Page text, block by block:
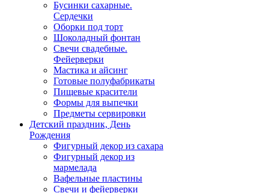
Бусинки сахарные.
Сердечки
Оборки под торт
Шоколадный фонтан
Свечи свадебные.
Фейерверки
Мастика и айсинг
Готовые полуфабрикаты
Пищевые красители
Формы для выпечки
Предметы сервировки
Детский праздник, День
Рождения
Фигурный декор из сахара
Фигурный декор из
мармелада
Вафельные пластины
Свечи и фейерверки